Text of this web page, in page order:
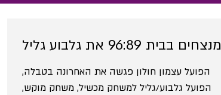
מנצחים בבית 96:89 את גלבוע גליל
הפועל עצמון חולון פגשה את האחרונה בטבלה,
הפועל גלבוע/גליל למשחק מכשיל, משחק מוקש,